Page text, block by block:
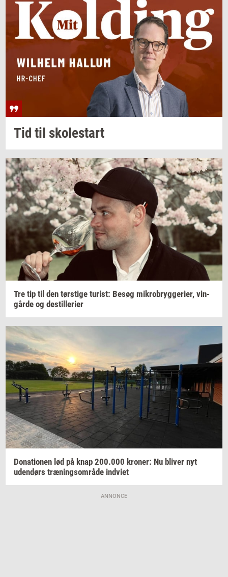
Tid til sko­lestart
Tre tip til den tørsti­ge turist: Besøg mi­kro­bryg­ge­ri­er, vin­
går­de og destil­le­ri­er
Do­na­tio­nen lød på knap 200.000 kro­ner: Nu bli­ver nyt
uden­dørs træ­nings­om­rå­de ind­vi­et
ANNONCE